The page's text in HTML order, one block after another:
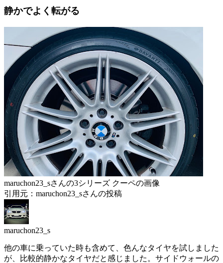
静かでよく転がる
maruchon23_sさんの3シリーズ クーペの画像
引用元：maruchon23_sさんの投稿
maruchon23_s
他の車に乗っていた時も含めて、色んなタイヤを試しました
が、比較的静かなタイヤだと感じました。サイドウォールの